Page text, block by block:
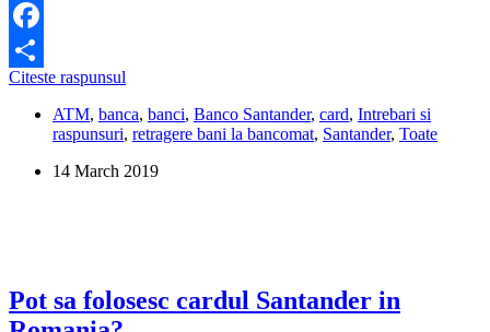
Facebook
Share
Citeste raspunsul
de
bancile
Anglia
tarile
ATM, banca, banci, Banco Santander, card, Intrebari si
raspunsuri, retragere bani la bancomat, Santander, Toate
14 March 2019
Pot sa folosesc cardul Santander in